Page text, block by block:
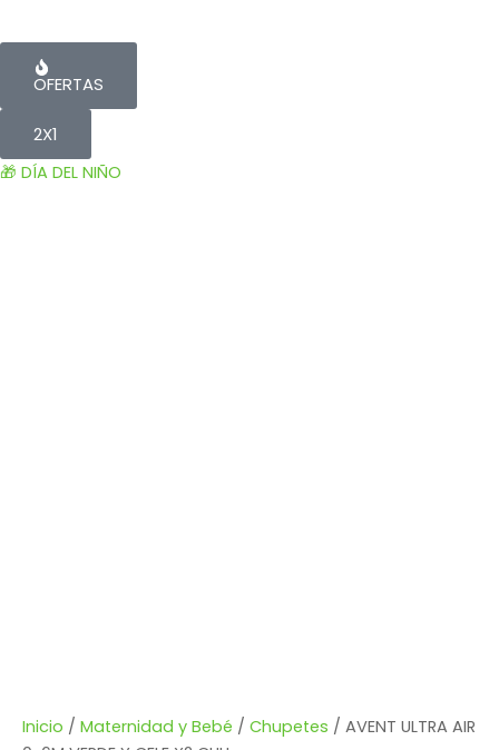
OFERTAS
2X1
🎁 DÍA DEL NIÑO
Inicio / Maternidad y Bebé / Chupetes / AVENT ULTRA AIR